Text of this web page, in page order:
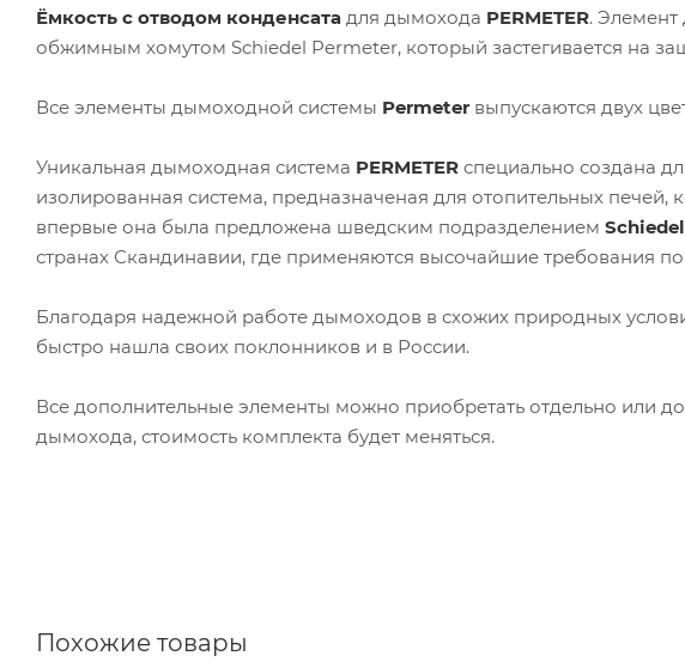
Ёмкость с отводом конденсата для дымохода PERMETER. Элемент
обжимным хомутом Schiedel Permeter, который застегивается на
Все элементы дымоходной системы Permeter выпускаются двух
Уникальная дымоходная система PERMETER специально создана
изолированная система, предназначеная для отопительных
впервые она была предложена шведским подразделением Schiedel
странах Скандинавии, где применяются высочайшие требования по
Благодаря надежной работе дымоходов в схожих природных
быстро нашла своих поклонников и в России.
Все дополнительные элементы можно приобретать отдельно или
дымохода, стоимость комплекта будет меняться.
Похожие товары